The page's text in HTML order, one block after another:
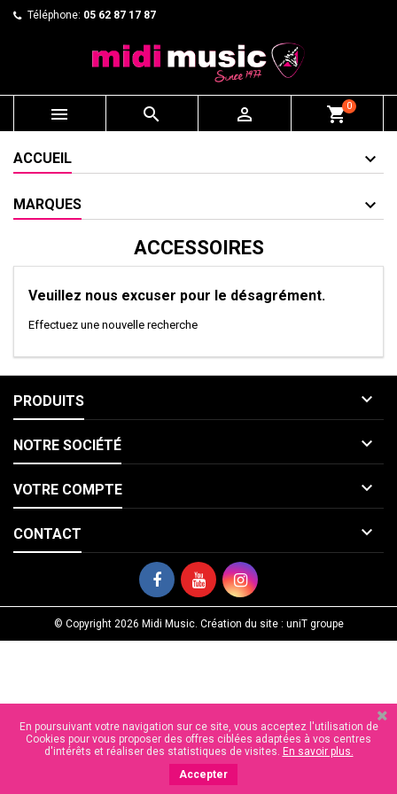
Téléphone: 05 62 87 17 87
   shopping_cart0
ACCUEIL
MARQUES
ACCESSOIRES
Veuillez nous excuser pour le désagrément.
Effectuez une nouvelle recherche
PRODUITS 
NOTRE SOCIÉTÉ 
VOTRE COMPTE 
CONTACT 
© Copyright 2026 Midi Music. Création du site : uniT groupe
En poursuivant votre navigation sur ce site, vous acceptez l'utilisation de
Cookies pour vous proposer des offres ciblées adaptées à vos centres
d'intérêts et réaliser des statistiques de visites. En savoir plus.
Accepter